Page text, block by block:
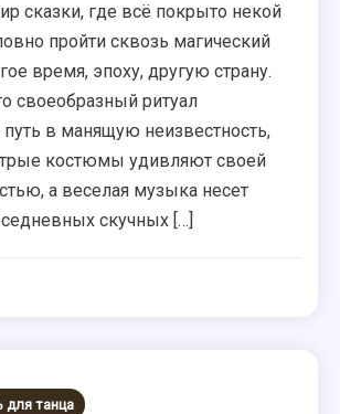
сказки, где всё покрыто некой
пройти сквозь магический
время, эпоху, другую страну.
своеобразный ритуал
в манящую неизвестность,
костюмы удивляют своей
а веселая музыка несет
скучных […]
для танца